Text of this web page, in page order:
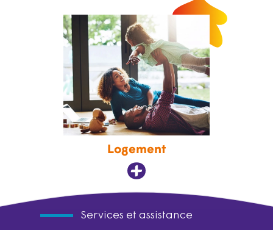
Logement
Services et assistance